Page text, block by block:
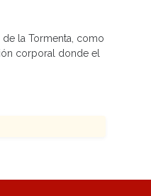
la Tormenta, como
corporal donde el